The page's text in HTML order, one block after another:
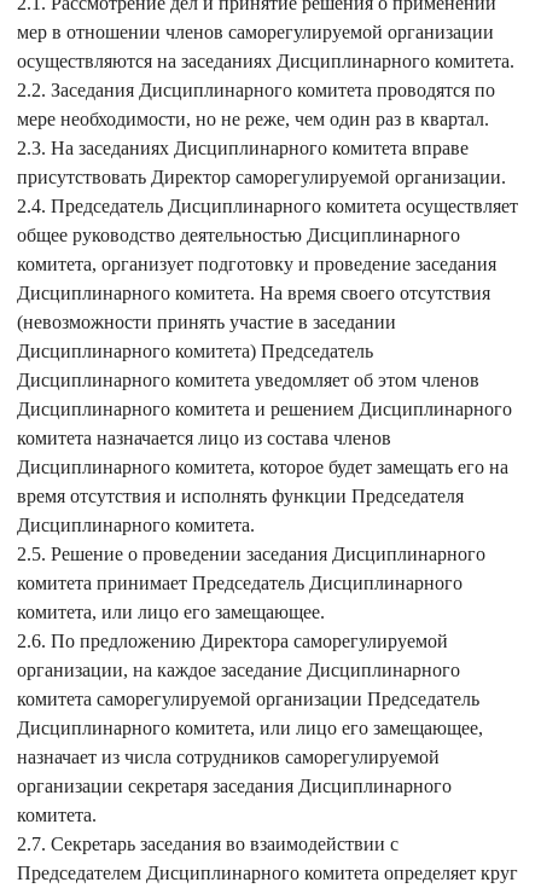
мер в отношении членов саморегулируемой организации
осуществляются на заседаниях Дисциплинарного комитета.
2.2. Заседания Дисциплинарного комитета проводятся по
мере необходимости, но не реже, чем один раз в квартал.
2.3. На заседаниях Дисциплинарного комитета вправе
присутствовать Директор саморегулируемой организации.
2.4. Председатель Дисциплинарного комитета осуществляет
общее руководство деятельностью Дисциплинарного
комитета, организует подготовку и проведение заседания
Дисциплинарного комитета. На время своего отсутствия
(невозможности принять участие в заседании
Дисциплинарного комитета) Председатель
Дисциплинарного комитета уведомляет об этом членов
Дисциплинарного комитета и решением Дисциплинарного
комитета назначается лицо из состава членов
Дисциплинарного комитета, которое будет замещать его на
время отсутствия и исполнять функции Председателя
Дисциплинарного комитета.
2.5. Решение о проведении заседания Дисциплинарного
комитета принимает Председатель Дисциплинарного
комитета, или лицо его замещающее.
2.6. По предложению Директора саморегулируемой
организации, на каждое заседание Дисциплинарного
комитета саморегулируемой организации Председатель
Дисциплинарного комитета, или лицо его замещающее,
назначает из числа сотрудников саморегулируемой
организации секретаря заседания Дисциплинарного
комитета.
2.7. Секретарь заседания во взаимодействии с
Председателем Дисциплинарного комитета определяет круг